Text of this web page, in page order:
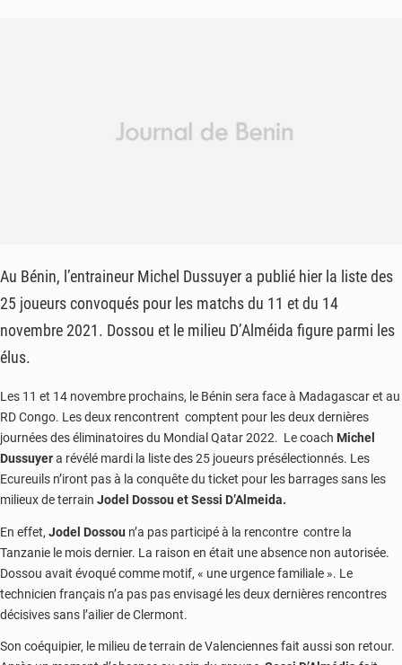
Au Bénin, l’entraineur Michel Dussuyer a publié hier la liste des
25 joueurs convoqués pour les matchs du 11 et du 14
novembre 2021. Dossou et le milieu D’Alméida figure parmi les
élus.
Les 11 et 14 novembre prochains, le Bénin sera face à Madagascar et au
RD Congo. Les deux rencontrent comptent pour les deux dernières
journées des éliminatoires du Mondial Qatar 2022. Le coach Michel
Dussuyera révélé mardi la liste des 25 joueurs présélectionnés. Les
Ecureuils n’iront pas à la conquête du ticket pour les barrages sans les
milieux de terrain Jodel Dossou et Sessi D’Almeida.
En effet, Jodel Dossou n’a pas participé à la rencontre contre la
Tanzanie le mois dernier. La raison en était une absence non autorisée.
Dossou avait évoqué comme motif, « une urgence familiale ». Le
technicien français n’a pas pas envisagé les deux dernières rencontres
décisives sans l’ailier de Clermont.
Son coéquipier, le milieu de terrain de Valenciennes fait aussi son retour.